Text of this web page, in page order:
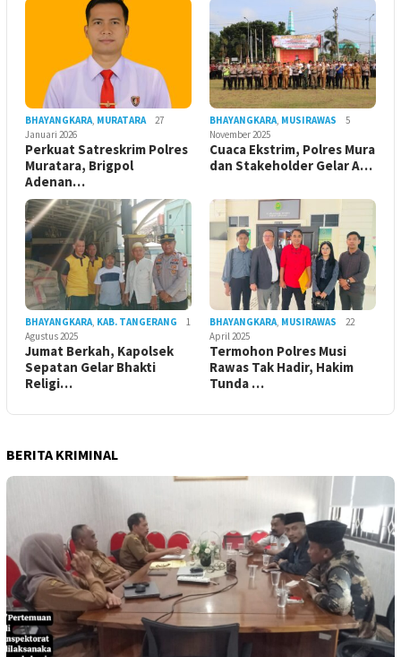
BHAYANGKARA MURATARA
27
Januari 2026
Perkuat Satreskrim Polres
Muratara, Brigpol
Adenan…
BHAYANGKARA MUSIRAWAS
5
November 2025
Cuaca Ekstrim, Polres Mura
dan Stakeholder Gelar A…
BHAYANGKARA KAB. TANGERANG
1
Agustus 2025
Jumat Berkah, Kapolsek
Sepatan Gelar Bhakti
Religi…
BHAYANGKARA MUSIRAWAS
22
April 2025
Termohon Polres Musi
Rawas Tak Hadir, Hakim
Tunda …
BERITA KRIMINAL